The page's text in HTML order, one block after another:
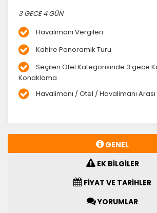
3 GECE 4 GÜN
Havalimanı Vergileri
Kahire Panoramik Turu
Seçilen Otel Kategorisinde 3 gece
Konaklama
Havalimanı / Otel / Havalimanı
GENEL
EK BİLGİLER
FİYAT VE TARİHLER
YORUMLAR